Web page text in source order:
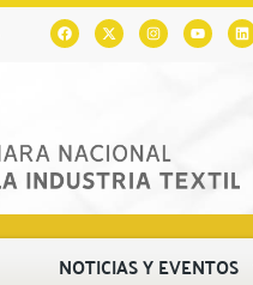
NOTICIAS Y EVENTOS